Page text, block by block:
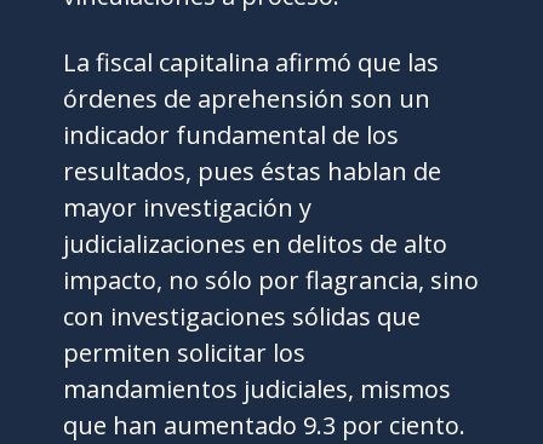
La fiscal capitalina afirmó que las
órdenes de aprehensión son un
indicador fundamental de los
resultados, pues éstas hablan de
mayor investigación y
judicializaciones en delitos de alto
impacto, no sólo por flagrancia, sino
con investigaciones sólidas que
permiten solicitar los
mandamientos judiciales, mismos
que han aumentado 9.3 por ciento.